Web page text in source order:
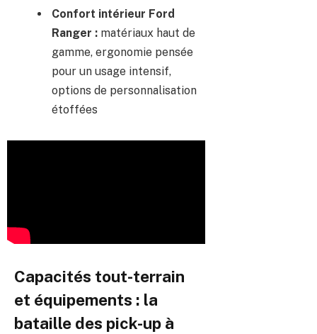
Confort intérieur Ford
Ranger : matériaux haut de
gamme, ergonomie pensée
pour un usage intensif,
options de personnalisation
étoffées
Capacités tout-terrain
et équipements : la
bataille des pick-up à